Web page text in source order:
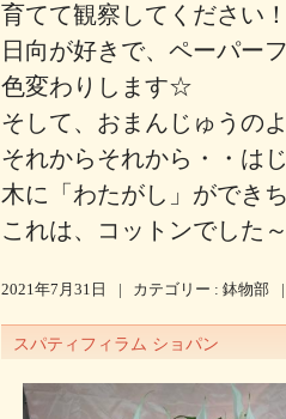
育てて観察してください
日向が好きで、ペーパー
色変わりします☆
そして、おまんじゅうの
それからそれから・・は
木に「わたがし」ができ
これは、コットンでした
2021年7月31日 | カテゴリー : 鉢物部 |
スパティフィラム ショパン